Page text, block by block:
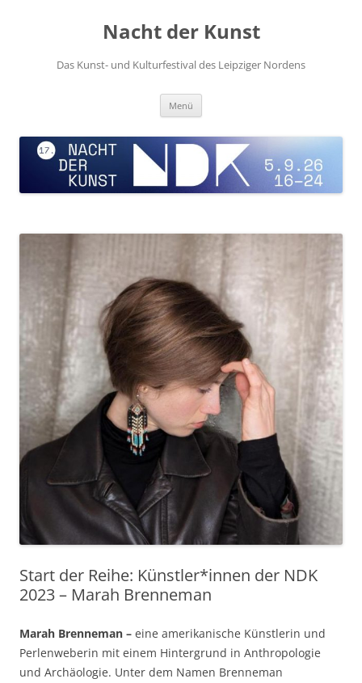
Nacht der Kunst
Das Kunst- und Kulturfestival des Leipziger Nordens
Menü
Start der Reihe: Künstler*innen der NDK
2023 – Marah Brenneman
Marah Brenneman – eine amerikanische Künstlerin und
Perlenweberin mit einem Hintergrund in Anthropologie
und Archäologie. Unter dem Namen Brenneman